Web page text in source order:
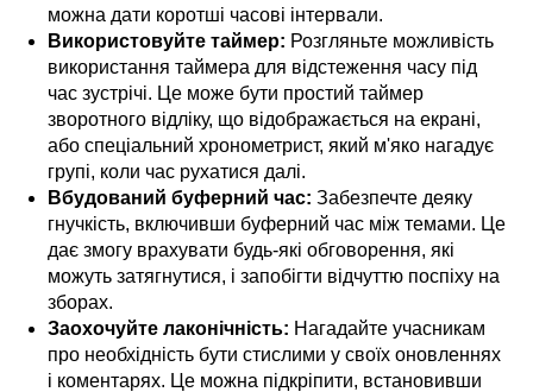
можна дати коротші часові інтервали.
Використовуйте таймер: Розгляньте можливість
використання таймера для відстеження часу під
час зустрічі. Це може бути простий таймер
зворотного відліку, що відображається на екрані,
або спеціальний хронометрист, який м'яко нагадує
групі, коли час рухатися далі.
Вбудований буферний час: Забезпечте деяку
гнучкість, включивши буферний час між темами. Це
дає змогу врахувати будь-які обговорення, які
можуть затягнутися, і запобігти відчуттю поспіху на
зборах.
Заохочуйте лаконічність: Нагадайте учасникам
про необхідність бути стислими у своїх оновленнях
і коментарях. Це можна підкріпити, встановивши